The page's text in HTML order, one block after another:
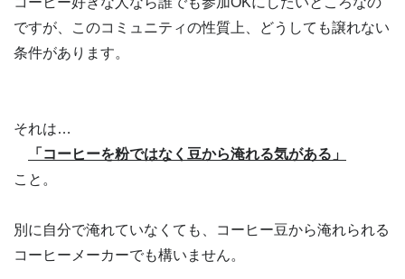
ですが、このコミュニティの性質上、どうしても譲れない
条件があります。
それは…
「コーヒーを粉ではなく豆から淹れる気がある」
こと。
別に自分で淹れていなくても、コーヒー豆から淹れられる
コーヒーメーカーでも構いません。